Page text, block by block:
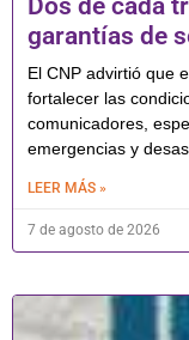
Dos de cada
garantías de
El CNP advirtió que
fortalecer las
comunicadores,
emergencias y
LEER MÁS »
7 de agosto de 2026